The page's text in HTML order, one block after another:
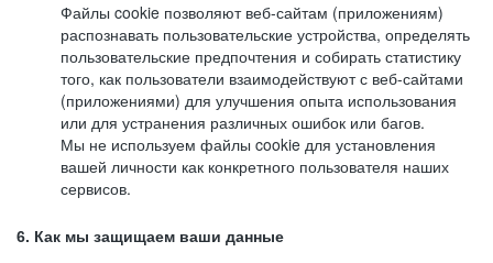
Файлы cookie позволяют веб-сайтам (приложениям)
распознавать пользовательские устройства, определять
пользовательские предпочтения и собирать статистику
того, как пользователи взаимодействуют с веб-сайтами
(приложениями) для улучшения опыта использования
или для устранения различных ошибок или багов.
Мы не используем файлы cookie для установления
вашей личности как конкретного пользователя наших
сервисов.
6. Как мы защищаем ваши данные